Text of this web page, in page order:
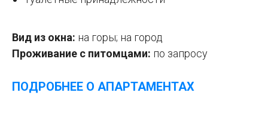
Вид из окна: на горы; на город
Проживание с питомцами: по запросу
ПОДРОБНЕЕ О АПАРТАМЕНТАХ